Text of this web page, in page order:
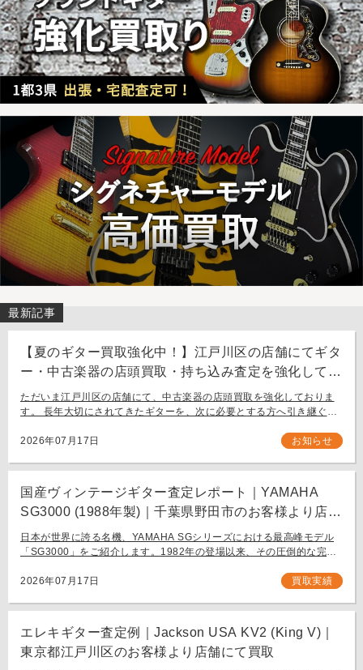
最新記事
【夏のギター買取強化中！】江戸川区の店舗にてギタ
ー・中古楽器の店頭買取・持ち込み査定を強化してお
ります。
ただいま江戸川区の店舗にて、中古楽器の店頭買取を強化しておりま
す。 長年大切にされてきたギターを、次に必要とする方へ引き継ぐお
ち込み査定も大歓迎です。
2026年07月17日 お知らせ
国産ヴィンテージギター査定レポート｜YAMAHA
SG3000 (1988年製)｜千葉県野田市のお客様より店舗
にて買取
日本が世界に誇る名機、YAMAHA SGシリーズにおける最高峰モデル
「SG3000」をご紹介します。1982年の登場以来、その圧倒的な完成
フラッグシップモデル […]
2026年07月17日 買取実績
エレキギター査定例｜Jackson USA KV2 (King V)｜
東京都江戸川区のお客様より店舗にて買取